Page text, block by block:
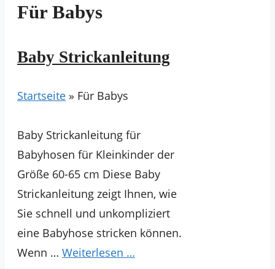
Für Babys
Baby Strickanleitung
Startseite » Für Babys
Baby Strickanleitung für
Babyhosen für Kleinkinder der
Größe 60-65 cm Diese Baby
Strickanleitung zeigt Ihnen, wie
Sie schnell und unkompliziert
eine Babyhose stricken können.
Wenn … Weiterlesen …